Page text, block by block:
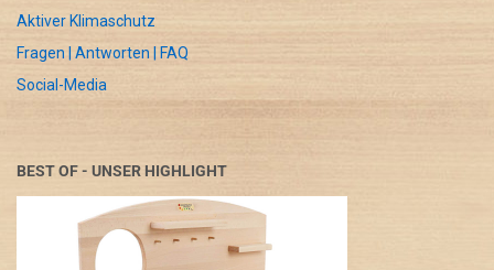
Aktiver Klimaschutz
Fragen | Antworten | FAQ
Social-Media
BEST OF - UNSER HIGHLIGHT